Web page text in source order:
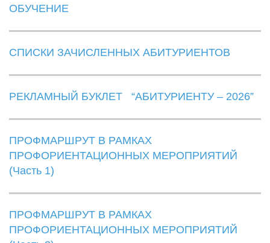
ОБУЧЕНИЕ
СПИСКИ ЗАЧИСЛЕННЫХ АБИТУРИЕНТОВ
РЕКЛАМНЫЙ БУКЛЕТ “АБИТУРИЕНТУ – 2026”
ПРОФМАРШРУТ В РАМКАХ
ПРОФОРИЕНТАЦИОННЫХ МЕРОПРИЯТИЙ
(Часть 1)
ПРОФМАРШРУТ В РАМКАХ
ПРОФОРИЕНТАЦИОННЫХ МЕРОПРИЯТИЙ